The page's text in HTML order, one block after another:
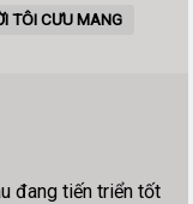
TÔI CƯU MANG
đang tiến triển tốt